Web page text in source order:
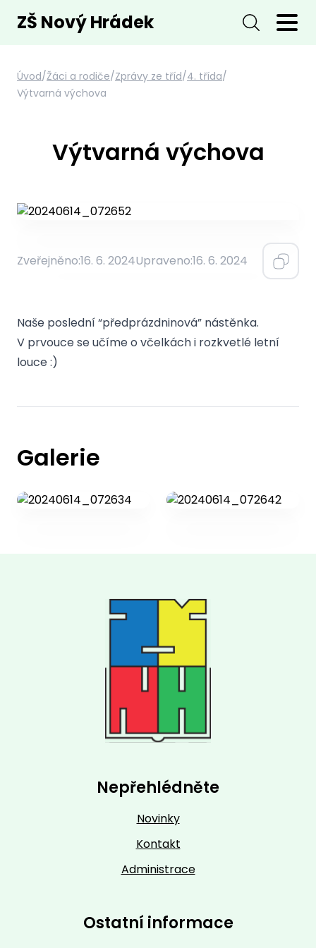
ZŠ Nový Hrádek
Úvod/Žáci a rodiče/Zprávy ze tříd/4. třída/
Výtvarná výchova
Výtvarná výchova
Zveřejněno:16. 6. 2024Upraveno:16. 6. 2024
Naše poslední “předprázdninová” nástěnka.
V prvouce se učíme o včelkách i rozkvetlé letní
louce :)
Galerie
Nepřehlédněte
Novinky
Kontakt
Administrace
Ostatní informace